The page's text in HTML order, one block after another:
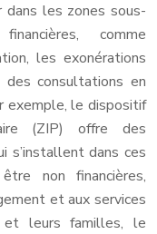
dans les zones sous-
comme
les exonérations
consultations en
exemple, le dispositif
(ZIP) offre des
s’installent dans ces
non financières,
et aux services
et leurs familles, le